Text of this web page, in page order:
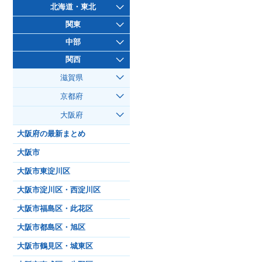
北海道・東北
関東
中部
関西
滋賀県
京都府
大阪府
大阪府の最新まとめ
大阪市
大阪市東淀川区
大阪市淀川区・西淀川区
大阪市福島区・此花区
大阪市都島区・旭区
大阪市鶴見区・城東区